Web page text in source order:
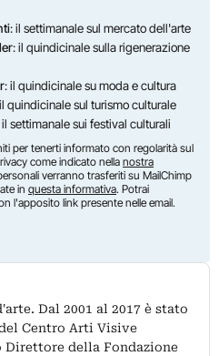
: il settimanale sul mercato dell'arte
: il quindicinale sulla rigenerazione
: il quindicinale su moda e cultura
quindicinale sul turismo culturale
il settimanale sui festival culturali
per tenerti informato con regolarità sul
come indicato nella nostra
verranno trasferiti su MailChimp
in questa informativa. Potrai
l'apposito link presente nelle email.
Dal 2001 al 2017 è stato
Centro Arti Visive
Direttore della Fondazione